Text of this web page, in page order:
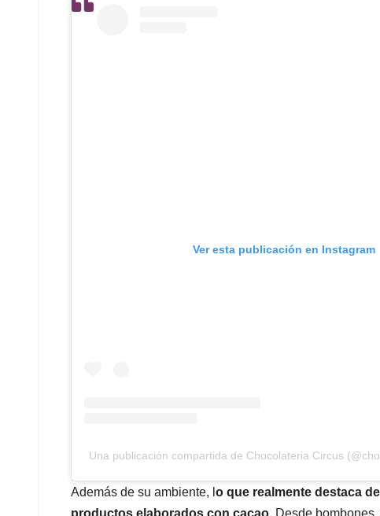
Ver esta publicación en Instagram
Una publicación compartida de Chocolateria Circus
Además de su ambiente, l o que realmente destaca
productos elaborados con cacao. Desde